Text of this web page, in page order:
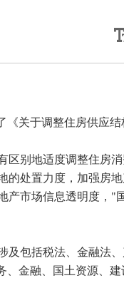
关于调整住房供应
别地适度调整住房消
的处置力度，加强房
产市场信息透明度，"
包括税法、金融法、
金融、国土资源、